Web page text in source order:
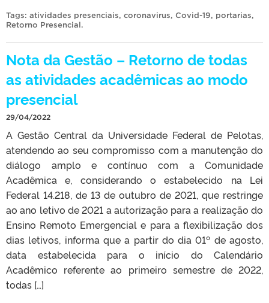
Tags: atividades presenciais, coronavirus, Covid-19, portarias,
Retorno Presencial.
Nota da Gestão – Retorno de todas
as atividades acadêmicas ao modo
presencial
29/04/2022
A Gestão Central da Universidade Federal de Pelotas,
atendendo ao seu compromisso com a manutenção do
diálogo amplo e contínuo com a Comunidade
Acadêmica e, considerando o estabelecido na Lei
Federal 14.218, de 13 de outubro de 2021, que restringe
ao ano letivo de 2021 a autorização para a realização do
Ensino Remoto Emergencial e para a flexibilização dos
dias letivos, informa que a partir do dia 01º de agosto,
data estabelecida para o início do Calendário
Acadêmico referente ao primeiro semestre de 2022,
todas […]